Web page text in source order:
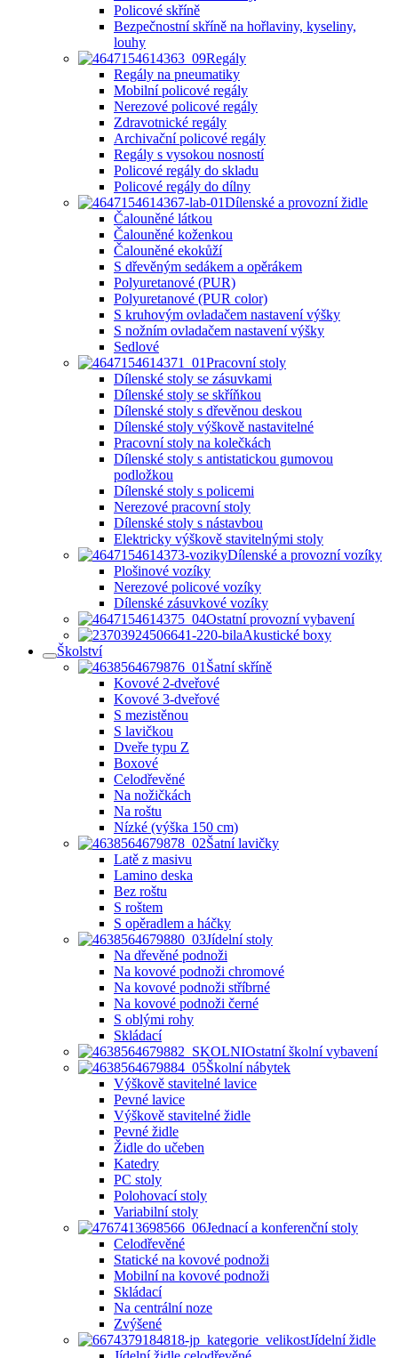
Policové skříně
Bezpečnostní skříně na hořlaviny, kyseliny,
louhy
Regály
Regály na pneumatiky
Mobilní policové regály
Nerezové policové regály
Zdravotnické regály
Archivační policové regály
Regály s vysokou nosností
Policové regály do skladu
Policové regály do dílny
Dílenské a provozní židle
Čalouněné látkou
Čalouněné koženkou
Čalouněné ekokůží
S dřevěným sedákem a opěrákem
Polyuretanové (PUR)
Polyuretanové (PUR color)
S kruhovým ovladačem nastavení výšky
S nožním ovladačem nastavení výšky
Sedlové
Pracovní stoly
Dílenské stoly se zásuvkami
Dílenské stoly se skříňkou
Dílenské stoly s dřevěnou deskou
Dílenské stoly výškově nastavitelné
Pracovní stoly na kolečkách
Dílenské stoly s antistatickou gumovou
podložkou
Dílenské stoly s policemi
Nerezové pracovní stoly
Dílenské stoly s nástavbou
Elektricky výškově stavitelnými stoly
Dílenské a provozní vozíky
Plošinové vozíky
Nerezové policové vozíky
Dílenské zásuvkové vozíky
Ostatní provozní vybavení
Akustické boxy
Školství
Šatní skříně
Kovové 2-dveřové
Kovové 3-dveřové
S mezistěnou
S lavičkou
Dveře typu Z
Boxové
Celodřevěné
Na nožičkách
Na roštu
Nízké (výška 150 cm)
Šatní lavičky
Latě z masivu
Lamino deska
Bez roštu
S roštem
S opěradlem a háčky
Jídelní stoly
Na dřevěné podnoži
Na kovové podnoži chromové
Na kovové podnoži stříbrné
Na kovové podnoži černé
S oblými rohy
Skládací
Ostatní školní vybavení
Školní nábytek
Výškově stavitelné lavice
Pevné lavice
Výškově stavitelné židle
Pevné židle
Židle do učeben
Katedry
PC stoly
Polohovací stoly
Variabilní stoly
Jednací a konferenční stoly
Celodřevěné
Statické na kovové podnoži
Mobilní na kovové podnoži
Skládací
Na centrální noze
Zvýšené
Jídelní židle